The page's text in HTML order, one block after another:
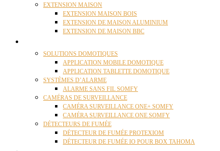
EXTENSION MAISON
EXTENSION MAISON BOIS
EXTENSION DE MAISON ALUMINIUM
EXTENSION DE MAISON BBC
SOLUTIONS DOMOTIQUES
APPLICATION MOBILE DOMOTIQUE
APPLICATION TABLETTE DOMOTIQUE
SYSTÈMES D’ALARME
ALARME SANS FIL SOMFY
CAMÉRAS DE SURVEILLANCE
CAMÉRA SURVEILLANCE ONE+ SOMFY
CAMÉRA SURVEILLANCE ONE SOMFY
DÉTECTEURS DE FUMÉE
DÉTECTEUR DE FUMÉE PROTEXIOM
DÉTECTEUR DE FUMÉE IO POUR BOX TAHOMA